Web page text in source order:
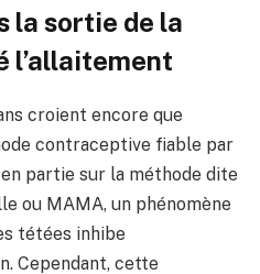
la sortie de la
l’allaitement
croient encore que
contraceptive fiable par
partie sur la méthode dite
ou MAMA, un phénomène
tétées inhibe
Cependant, cette